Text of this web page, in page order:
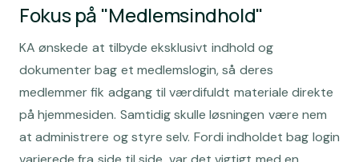
Fokus på "Medlemsindhold"
KA ønskede at tilbyde eksklusivt indhold og
dokumenter bag et medlemslogin, så deres
medlemmer fik adgang til værdifuldt materiale direkte
på hjemmesiden. Samtidig skulle løsningen være nem
at administrere og styre selv. Fordi indholdet bag login